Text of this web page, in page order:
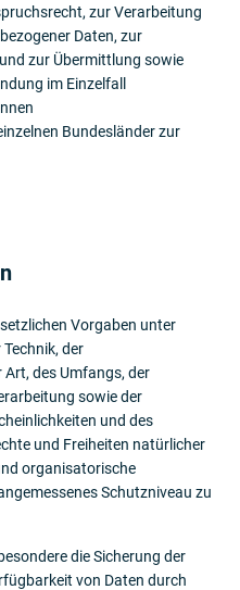
zur Verarbeitung
Daten, zur
zur Übermittlung sowie
im Einzelfall
Bundesländer zur
Vorgaben unter
der
des Umfangs, der
sowie der
und des
und Freiheiten natürlicher
organisatorische
Schutzniveau zu
die Sicherung der
von Daten durch